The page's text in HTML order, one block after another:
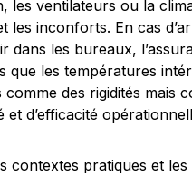
les ventilateurs ou la
les inconforts. En cas
dans les bureaux,
que les températures
des rigidités mais
et d’efficacité
contextes pratiques et